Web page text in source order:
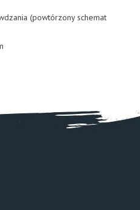
(powtórzony schemat